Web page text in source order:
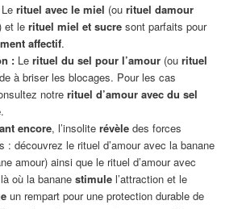
rituel avec le miel (ou rituel damour
et le rituel miel et sucresont parfaits pour
affectif.
:Le rituel du sel pour l’amour(ou rituel
à briser les blocages. Pour les cas
notre rituel d’amour avec du sel
.
encore, l’insolite révèledes forces
: découvrez le rituel d’amour avec la banane
amour) ainsi que le rituel d’amour avec
où la banane stimulel’attraction et le
un rempart pour une protection durable de